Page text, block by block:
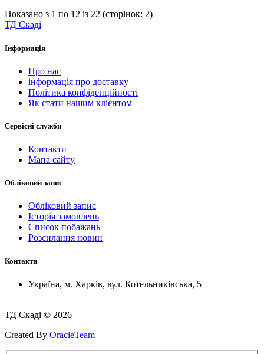
Показано з 1 по 12 із 22 (сторінок: 2)
ТД Скаді
Інформація
Про нас
інформація про доставку
Політика конфіденційності
Як стати нашим клієнтом
Сервісні служби
Контакти
Мапа сайту
Обліковий запис
Обліковий запис
Історія замовлень
Список побажань
Розсилання новин
Контакти
Україна, м. Харків, вул. Котельниківська, 5
ТД Скаді © 2026
Created By OracleTeam